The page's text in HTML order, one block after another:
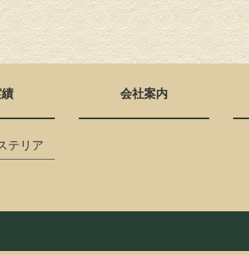
テリア
会社案内